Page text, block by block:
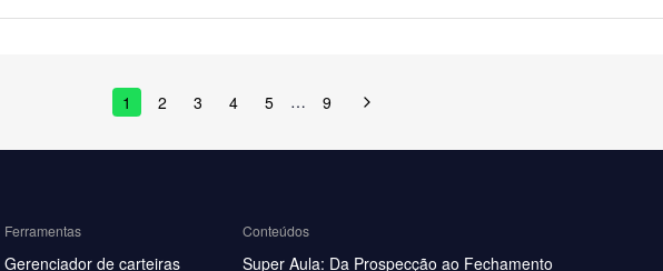
1 2 3 4 5 … 9
Ferramentas
Gerenciador de carteiras
Conteúdos
Super Aula: Da Prospecção ao Fechamento